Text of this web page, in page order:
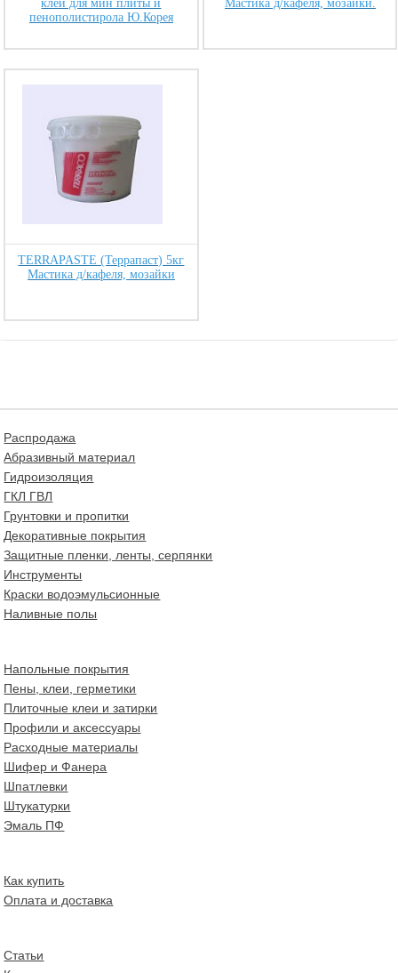
клей для мин плиты и
пенополистирола Ю.Корея
Мастика д/кафеля, мозайки.
TERRAPASTE (Террапаст) 5кг
Мастика д/кафеля, мозайки
Распродажа
Абразивный материал
Гидроизоляция
ГКЛ ГВЛ
Грунтовки и пропитки
Декоративные покрытия
Защитные пленки, ленты, серпянки
Инструменты
Краски водоэмульсионные
Наливные полы
Напольные покрытия
Пены, клеи, герметики
Плиточные клеи и затирки
Профили и аксессуары
Расходные материалы
Шифер и Фанера
Шпатлевки
Штукатурки
Эмаль ПФ
Как купить
Оплата и доставка
Статьи